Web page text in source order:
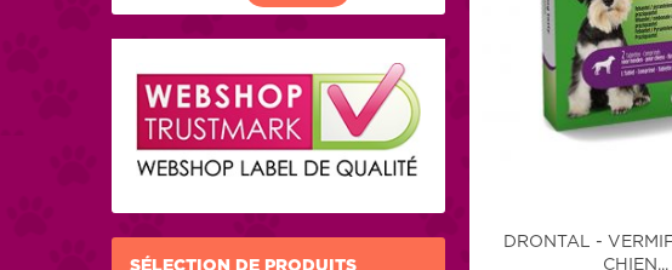
SÉLECTION DE PRODUITS
DRONTAL -
CHIEN...